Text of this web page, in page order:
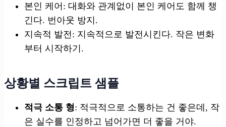
본인 케어: 대화와 관계없이 본인 케어도 함께 챙
긴다. 번아웃 방지.
지속적 발전: 지속적으로 발전시킨다. 작은 변화
부터 시작하기.
상황별 스크립트 샘플
적극 소통 형: 적극적으로 소통하는 건 좋은데, 작
은 실수를 인정하고 넘어가면 더 좋을 거야.